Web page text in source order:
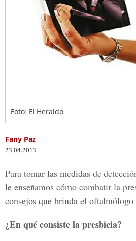
Foto: El Heraldo
Fany Paz
23.04.2013
Para tomar las medidas de
le enseñamos cómo combatir la
consejos que brinda el
¿En qué consiste la presbicia?